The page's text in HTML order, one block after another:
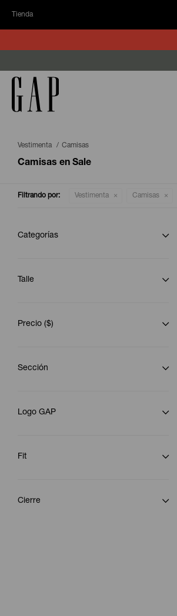
Tienda
Vestimenta Camisas
Camisas en Sale
Filtrando por: Vestimenta Camisas
Categorías
Talle
Precio ($)
Sección
Logo GAP
Fit
Cierre